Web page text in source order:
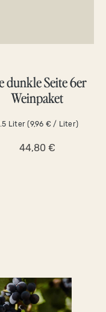
5 Sternen
dunkle Seite 6er
Weinpaket
Liter(9,96 € / Liter)
44,80 €